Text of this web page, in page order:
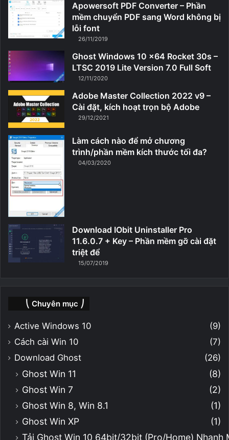
Apowersoft PDF Converter – Phần
mềm chuyển PDF sang Word không bị
lỗi font
26/11/2019
Ghost Windows 10 x64 Rocket 30s –
LTSC 2019 Lite Version 7.0 Full Soft
12/11/2020
Adobe Master Collection 2022 v9 –
Cài đặt, kích hoạt trọn bộ Adobe
29/12/2021
Làm cách nào để mở chương
trình/phần mềm kích thước tối đa?
04/03/2020
Download IObit Uninstaller Pro
11.6.0.7 + Key – Phần mềm gỡ cài đặt
triệt để
15/07/2019
⎝ Chuyên mục ⎠
Active Windows 10
(9)
Cách cài Win 10
(7)
Download Ghost
(26)
Ghost Win 11
(8)
Ghost Win 7
(2)
Ghost Win 8, Win 8.1
(1)
Ghost Win XP
(1)
Tải Ghost Win 10 64bit/32bit (Pro/Home)